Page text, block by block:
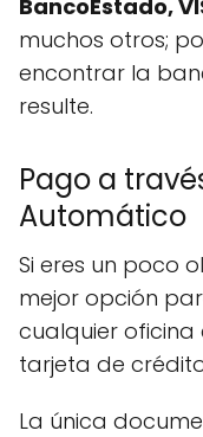
BancoEstado,
muchos otros;
encontrar la
resulte.
Pago a
Automático
Si eres un poco
mejor opción
cualquier oficina
tarjeta de
La única